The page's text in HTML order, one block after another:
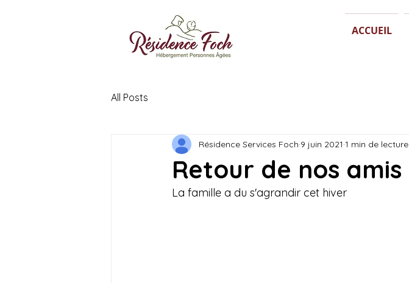
ACCUEIL
All Posts
Retour de nos amis
Résidence Services Foch 9 juin 2021 1 min de lecture
La famille a du s'agrandir cet hiver